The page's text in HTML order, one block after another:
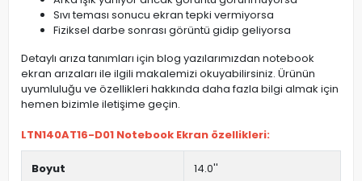
Sıvı teması sonucu ekran tepki vermiyorsa
Fiziksel darbe sonrası görüntü gidip geliyorsa
Detaylı arıza tanımları için blog yazılarımızdan notebook
ekran arızaları ile ilgili makalemizi okuyabilirsiniz. Ürünün
uyumluluğu ve özellikleri hakkında daha fazla bilgi almak için
hemen bizimle iletişime geçin.
LTN140AT16-D01 Notebook Ekran özellikleri:
Boyut 14.0''